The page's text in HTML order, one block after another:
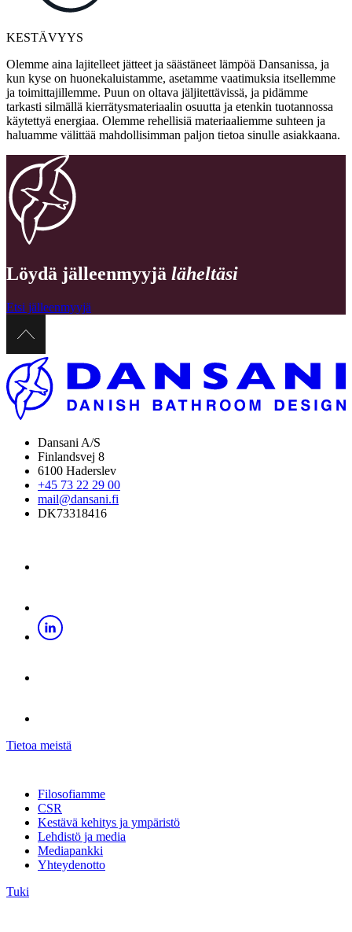
KESTÄVYYS
Olemme aina lajitelleet jätteet ja säästäneet lämpöä Dansanissa, ja
kun kyse on huonekaluistamme, asetamme vaatimuksia itsellemme
ja toimittajillemme. Puun on oltava jäljitettävissä, ja pidämme
tarkasti silmällä kierrätysmateriaalin osuutta ja etenkin tuotannossa
käytettyä energiaa. Olemme rehellisiä materiaaliemme suhteen ja
haluamme välittää mahdollisimman paljon tietoa sinulle asiakkaana.
Löydä jälleenmyyjä läheltäsi
Etsi jälleenmyyjä
Dansani A/S
Finlandsvej 8
6100 Haderslev
+45 73 22 29 00
mail@dansani.fi
DK73318416
Tietoa meistä
Filosofiamme
CSR
Kestävä kehitys ja ympäristö
Lehdistö ja media
Mediapankki
Yhteydenotto
Tuki